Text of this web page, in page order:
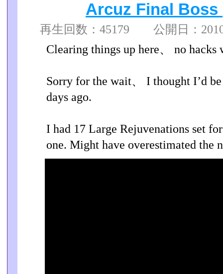
Arcuz Final Boss
再生回数：45179 公開日：
Clearing things up here、 no hacks
Sorry for the wait、 I thought I’d
days ago.
I had 17 Large Rejuvenations set
one. Might have overestimated the